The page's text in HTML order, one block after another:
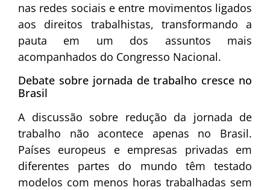
nas redes sociais e entre movimentos ligados
aos direitos trabalhistas, transformando a
pauta em um dos assuntos mais
acompanhados do Congresso Nacional.
Debate sobre jornada de trabalho cresce no
Brasil
A discussão sobre redução da jornada de
trabalho não acontece apenas no Brasil.
Países europeus e empresas privadas em
diferentes partes do mundo têm testado
modelos com menos horas trabalhadas sem